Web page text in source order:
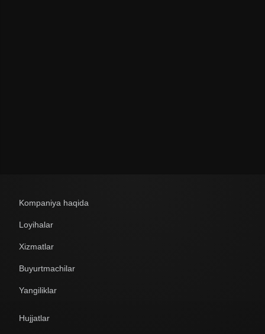
Kompaniya haqida
Loyihalar
Xizmatlar
Buyurtmachilar
Yangiliklar
Hujjatlar